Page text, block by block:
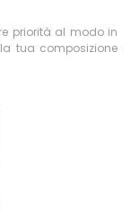
priorità al modo in
tua composizione